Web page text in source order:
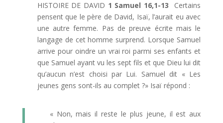
HISTOIRE DE DAVID 1 Samuel 16,1-13 Certains
pensent que le père de David, Isaï, l’aurait eu avec
une autre femme. Pas de preuve écrite mais le
langage de cet homme surprend. Lorsque Samuel
arrive pour oindre un vrai roi parmi ses enfants et
que Samuel ayant vu les sept fils et que Dieu lui dit
qu’aucun n’est choisi par Lui. Samuel dit « Les
jeunes gens sont-ils au complet ?» Isaï répond :
« Non, mais il reste le plus jeune, il est aux